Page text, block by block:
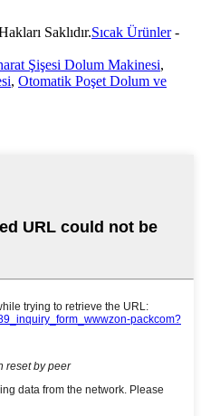
Saklıdır.Sıcak Ürünler-
Şişesi Dolum Makinesi,
, Otomatik Poşet Dolum ve